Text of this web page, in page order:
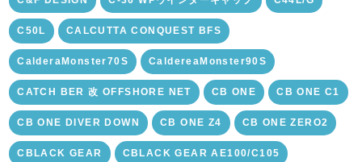
C50L CALCUTTA CONQUEST BFS
CalderaMonster70S CaldereaMonster90S
CATCH BER 改 OFFSHORE NET CB ONE CB ONE C1
CB ONE DIVER DOWN CB ONE Z4 CB ONE ZERO2
CBLACK GEAR CBLACK GEAR AE100/C105